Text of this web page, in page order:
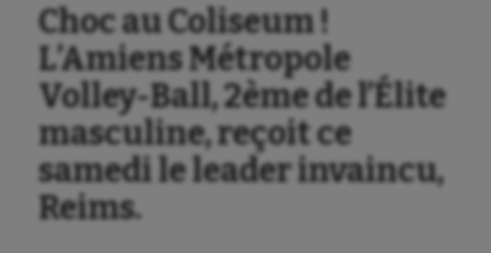
Choc au Coliseum !
L’Amiens Métropole
Volley-Ball, 2ème de l’Élite
masculine, reçoit ce
samedi le leader invaincu,
Reims.